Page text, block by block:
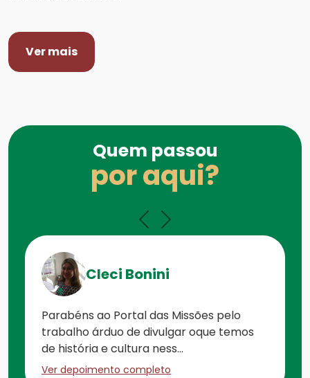
Ver mais
Quem passou
por aqui?
Cleci Bonini
Parabéns ao Portal das Missões pelo
trabalho árduo de divulgar oque temos
de história e cultura ness...
Ver depoimento completo